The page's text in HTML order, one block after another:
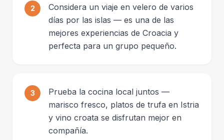
2
Considera un viaje en velero de varios
días por las islas — es una de las
mejores experiencias de Croacia y
perfecta para un grupo pequeño.
3
Prueba la cocina local juntos —
marisco fresco, platos de trufa en Istria
y vino croata se disfrutan mejor en
compañía.